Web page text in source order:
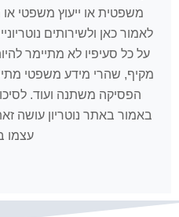
משפטית או ייעוץ משפטי או
לאמור כאן ולשירותים
על כל סעיפיו לא מתיימר
מקיף, שהרי מידע משפטי
הפסיקה משתנה ועוד.
באמור באתר נוטריון עושה
עצמו